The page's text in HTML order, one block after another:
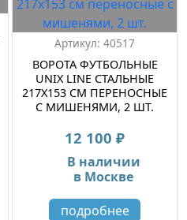
Артикул: 40517
ВОРОТА ФУТБОЛЬНЫЕ
UNIX LINE СТАЛЬНЫЕ
217X153 СМ ПЕРЕНОСНЫЕ
С МИШЕНЯМИ, 2 ШТ.
12 100 ₽
В наличии
в Москве
подробнее